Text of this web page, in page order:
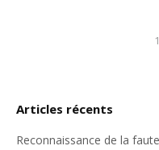
Articles récents
Reconnaissance de la